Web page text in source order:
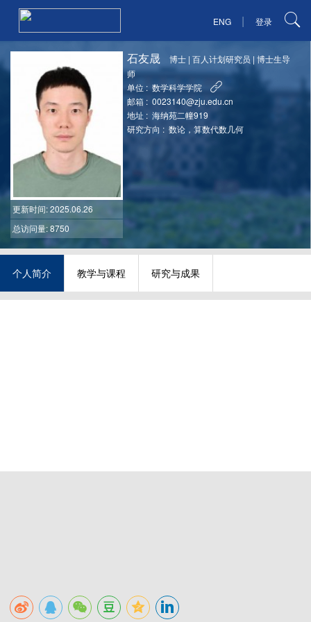
ENG | 登录
更新时间: 2025.06.26
总访问量: 8750
石友晟 博士 |百人计划研究员 |博士生导
师
单位 : 数学科学学院
邮箱 : 0023140@zju.edu.cn
地址 : 海纳苑二幢919
研究方向 : 数论，算数代数几何
个人简介 教学与课程 研究与成果